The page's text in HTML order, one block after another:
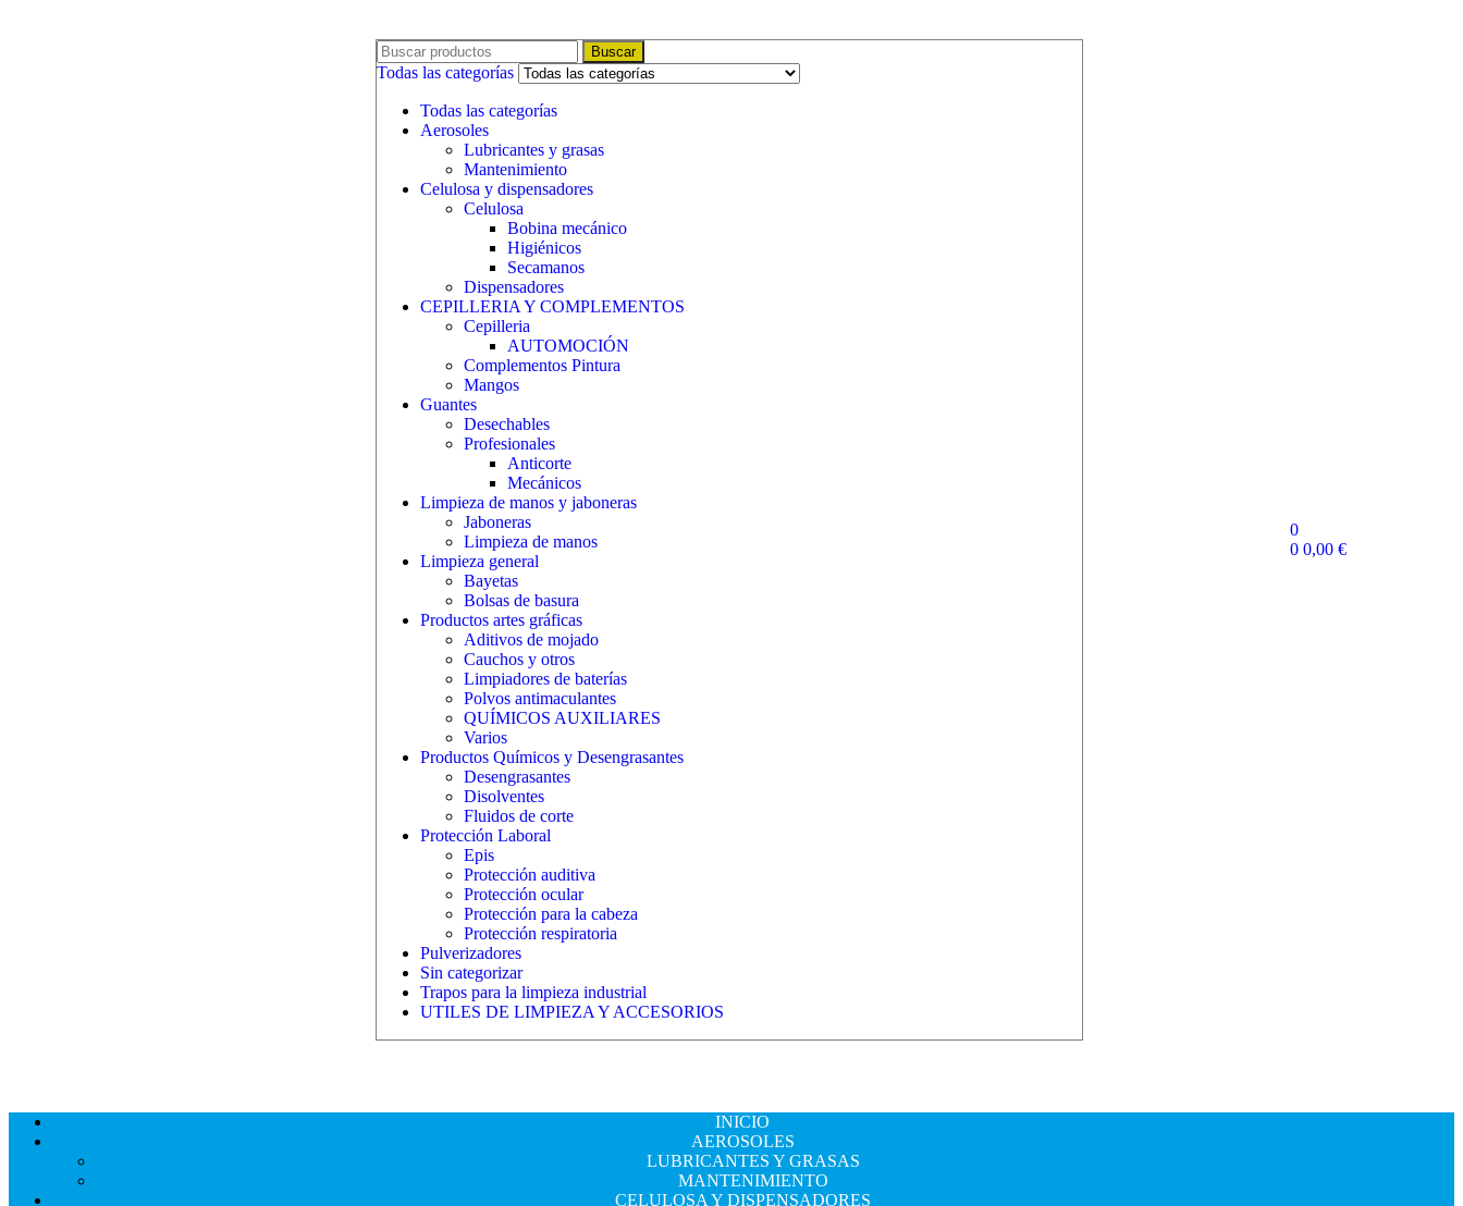
Buscar
Todas las categorías
Todas las categorías
Aerosoles
Lubricantes y grasas
Mantenimiento
Celulosa y dispensadores
Celulosa
Bobina mecánico
Higiénicos
Secamanos
Dispensadores
CEPILLERIA Y COMPLEMENTOS
Cepilleria
AUTOMOCIÓN
Complementos Pintura
Mangos
Guantes
Desechables
Profesionales
Anticorte
Mecánicos
Limpieza de manos y jaboneras
Jaboneras
Limpieza de manos
Limpieza general
Bayetas
Bolsas de basura
Productos artes gráficas
Aditivos de mojado
Cauchos y otros
Limpiadores de baterías
Polvos antimaculantes
QUÍMICOS AUXILIARES
Varios
Productos Químicos y Desengrasantes
Desengrasantes
Disolventes
Fluidos de corte
Protección Laboral
Epis
Protección auditiva
Protección ocular
Protección para la cabeza
Protección respiratoria
Pulverizadores
Sin categorizar
Trapos para la limpieza industrial
UTILES DE LIMPIEZA Y ACCESORIOS
0
0 0,00€
INICIO
AEROSOLES
LUBRICANTES Y GRASAS
MANTENIMIENTO
CELULOSA Y DISPENSADORES